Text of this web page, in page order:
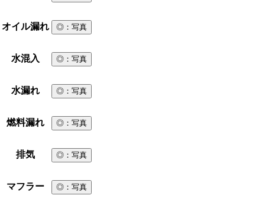
オイル漏れ ◎ ：写真
水混入 ◎ ：写真
水漏れ ◎ ：写真
燃料漏れ ◎ ：写真
排気 ◎ ：写真
マフラー ◎ ：写真